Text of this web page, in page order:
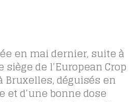
en mai dernier, suite à
de l’European Crop
Bruxelles, déguisés en
d’une bonne dose